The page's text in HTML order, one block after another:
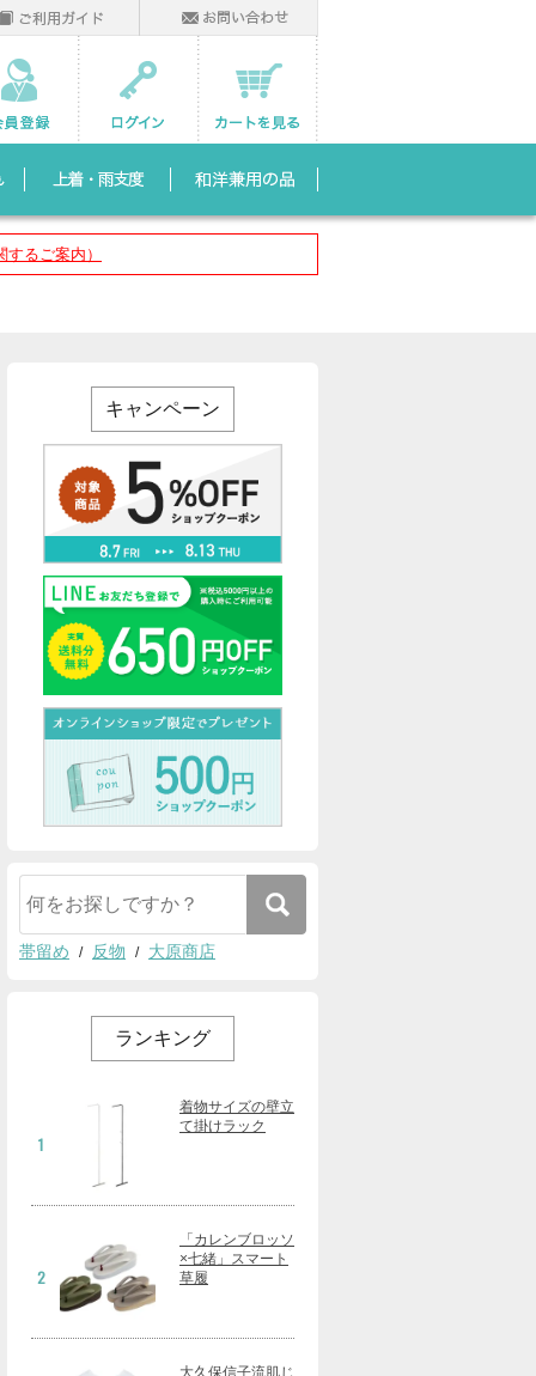
るご案内）
キャンペーン
帯留め 反物 大原商店
ランキング
1
着物サイズの壁立
て掛けラック
2
「カレンブロッソ
×七緒」スマート
草履
大久保信子流肌じ